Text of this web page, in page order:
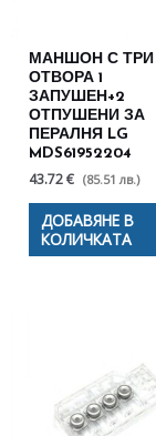
МАНШОН С ТРИ
ОТВОРА 1
ЗАПУШЕН+2
ОТПУШЕНИ ЗА
ПЕРАЛНЯ LG
MDS61952204
43.72 € (85.51 лв.)
ДОБАВЯНЕ В
КОЛИЧКАТА